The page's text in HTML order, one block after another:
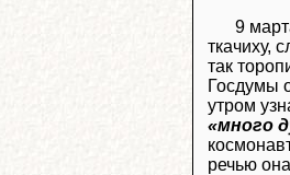
9
ткачиху,
так
Госдумы
утром
«много
речью